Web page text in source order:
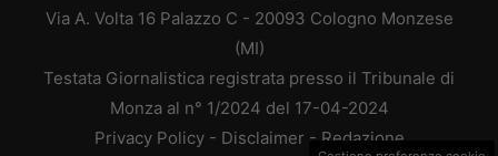
Via A. Volta 16 Palazzo C - 20093 Cologno Monzese
(MI)
Testata Giornalistica registrata presso il Tribunale di
Monza al n° 1/2024 del 17-04-2024
Privacy Policy- Disclaimer - Redazione